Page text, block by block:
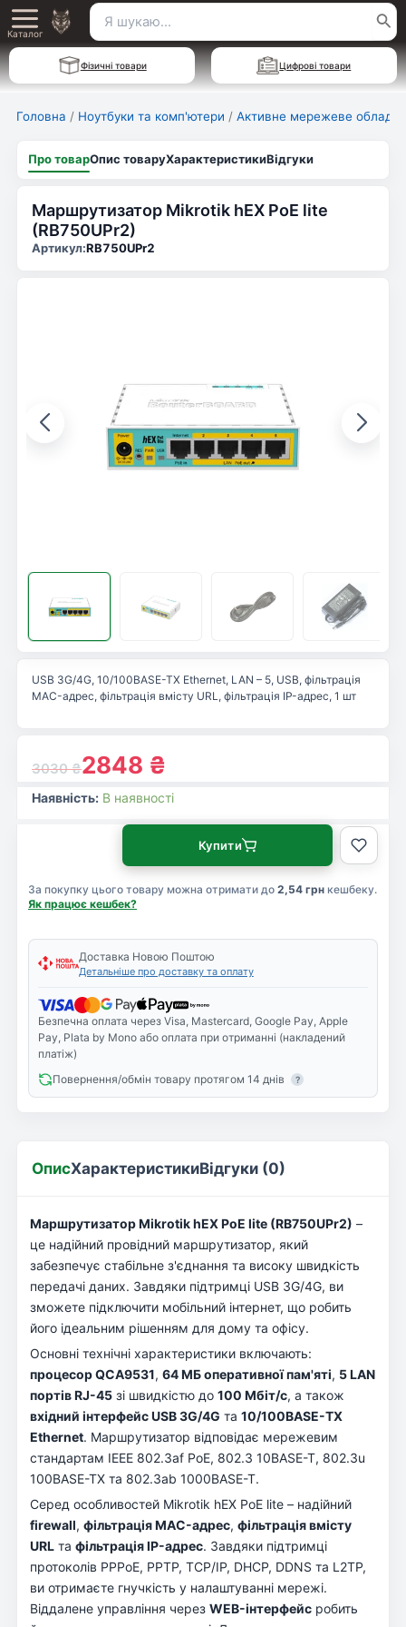
Перейти
до
вмісту
Main
Menu
Каталог
Пошук
для:
Фізичні товари Цифрові товари
Головна / Ноутбуки та комп'ютери / Активне мережеве
Про товарОпис товаруХарактеристикиВідгуки
Маршрутизатор Mikrotik hEX PoE lite
(RB750UPr2)
Артикул:RB750UPr2
3030₴2848 ₴
USB 3G/4G, 10/100BASE-TX Ethernet, LAN – 5, USB, фільтрація
MAC-адрес, фільтрація вмісту URL, фільтрація IP-адрес, 1 шт
Наявність: В наявності
За покупку цього товару можна отримати до 2,54 грн кешбеку.
Як працює кешбек?
Купити
Доставка Новою Поштою
Детальніше про доставку та оплату
Безпечна оплата через Visa, Mastercard, Google Pay, Apple
Pay, Plata by Mono або оплата при отриманні (накладений
платіж)
Повернення/обмін товару протягом 14 днів
?
ОписХарактеристикиВідгуки (0)
Маршрутизатор Mikrotik hEX PoE lite (RB750UPr2) –
це надійний провідний маршрутизатор, який
забезпечує стабільне з'єднання та високу швидкість
передачі даних. Завдяки підтримці USB 3G/4G, ви
зможете підключити мобільний інтернет, що робить
його ідеальним рішенням для дому та офісу.
Основні технічні характеристики включають:
процесор QCA9531, 64 МБ оперативної пам'яті, 5 LAN
портів RJ-45 зі швидкістю до 100 Мбіт/с, а також
вхідний інтерфейс USB 3G/4G та 10/100BASE-TX
Ethernet. Маршрутизатор відповідає мережевим
стандартам IEEE 802.3af PoE, 802.3 10BASE-T, 802.3u
100BASE-TX та 802.3ab 1000BASE-T.
Серед особливостей Mikrotik hEX PoE lite – надійний
firewall, фільтрація MAC-адрес, фільтрація вмісту
URL та фільтрація IP-адрес. Завдяки підтримці
протоколів PPPoE, PPTP, TCP/IP, DHCP, DDNS та L2TP,
ви отримаєте гнучкість у налаштуванні мережі.
Віддалене управління через WEB-інтерфейс робить